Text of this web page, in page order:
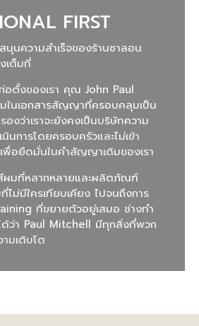
FIRST
นุนความสำเร็จของร้านซาลอน
เต็มที่
ตั้งของเรา คุณ John Paul
ในเอกสารสัญญาที่ครอบคลุมเป็น
งว่าเราจะยังคงเป็นบริษัทความ
นการโดยครอบครัวและไม่เข้า
อยึดมั่นในคำสัญญาเดิมของเรา
มที่หลากหลายและผลิตภัณฑ์
ไม่มีใครเทียบเคียง ไปจนถึงการ
ที่ขยายตัวอยู่เสมอ ช่างทำ
ด้ว่า Paul Mitchell มีทุกสิ่งที่พวก
มเติบโต